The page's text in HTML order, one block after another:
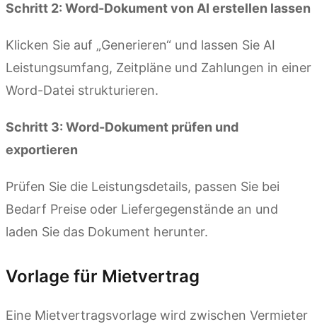
Schritt 2: Word-Dokument von AI erstellen lassen
Klicken Sie auf „Generieren“ und lassen Sie AI
Leistungsumfang, Zeitpläne und Zahlungen in einer
Word-Datei strukturieren.
Schritt 3: Word-Dokument prüfen und
exportieren
Prüfen Sie die Leistungsdetails, passen Sie bei
Bedarf Preise oder Liefergegenstände an und
laden Sie das Dokument herunter.
Vorlage für Mietvertrag
Eine Mietvertragsvorlage wird zwischen Vermieter